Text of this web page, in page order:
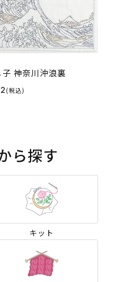
神奈川沖浪裏
(税込)
ら探す
キット